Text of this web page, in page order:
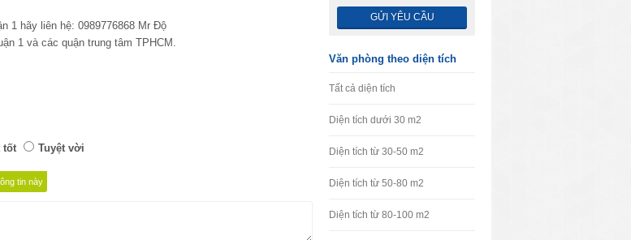
1 hãy liên hệ: 0989776868 Mr Độ
1 và các quận trung tâm TPHCM.
tốt Tuyệt vời
Văn phòng theo diện tích
Tất cả diện tích
Diện tích dưới 30 m2
Diện tích từ 30-50 m2
Diện tích từ 50-80 m2
Diện tích từ 80-100 m2